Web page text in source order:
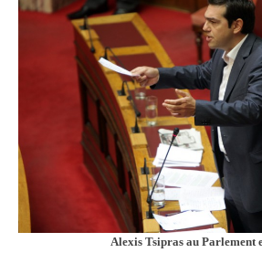
Alexis Tsipras au Parlement